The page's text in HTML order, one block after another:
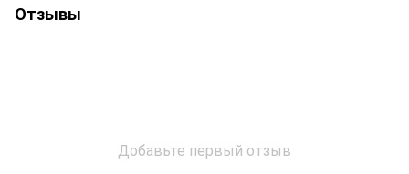
Отзывы
Добавьте первый отзыв